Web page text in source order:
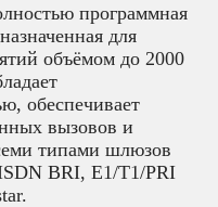
программная
для
объёмом до 2000
обеспечивает
вызовов и
типами шлюзов
BRI, E1/T1/PRI